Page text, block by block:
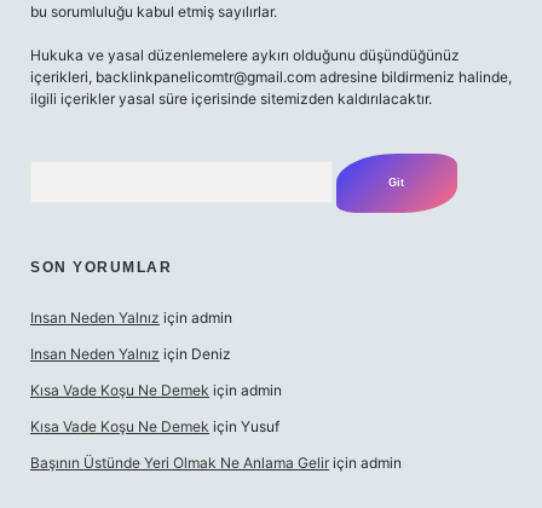
bu sorumluluğu kabul etmiş sayılırlar.
Hukuka ve yasal düzenlemelere aykırı olduğunu düşündüğünüz
içerikleri, backlinkpanelicomtr@gmail.com adresine bildirmeniz halinde,
ilgili içerikler yasal süre içerisinde sitemizden kaldırılacaktır.
SON YORUMLAR
Insan Neden Yalnız için admin
Insan Neden Yalnız için Deniz
Kısa Vade Koşu Ne Demek için admin
Kısa Vade Koşu Ne Demek için Yusuf
Başının Üstünde Yeri Olmak Ne Anlama Gelir için admin